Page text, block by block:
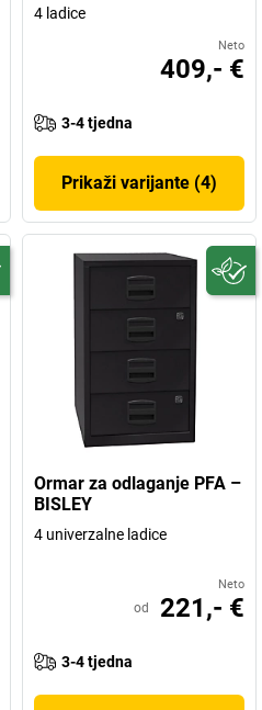
4 ladice
Neto
409,- €
3-4 tjedna
Prikaži varijante (4)
Ormar za odlaganje PFA –
BISLEY
4 univerzalne ladice
Neto
od 221,- €
3-4 tjedna